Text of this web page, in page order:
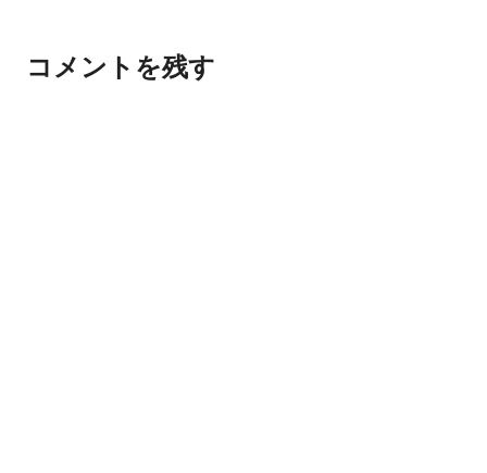
コメントを残す